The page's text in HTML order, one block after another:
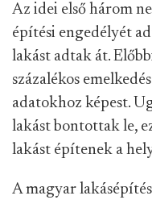
Az idei első három
építési engedélyét
lakást adtak át.
százalékos
adatokhoz képest.
lakást bontottak le,
lakást építenek a
A magyar